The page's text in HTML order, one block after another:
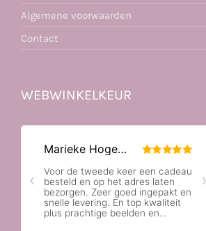
Algemene voorwaarden
Contact
WEBWINKELKEUR